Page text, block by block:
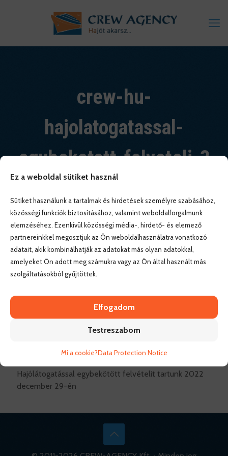
Ez a weboldal sütiket használ
Sütiket használunk a tartalmak és hirdetések személyre szabásához,
közösségi funkciók biztosításához, valamint weboldalforgalmunk
elemzéséhez. Ezenkívül közösségi média-, hirdető- és elemező
partnereinkkel megosztjuk az Ön weboldalhasználatra vonatkozó
adatait, akik kombinálhatják az adatokat más olyan adatokkal,
amelyeket Ön adott meg számukra vagy az Ön által használt más
szolgáltatásokból gyűjtöttek.
Elfogadom
Testreszabom
Mi a cookie?Data Protection Notice
crew-hu-
hajolatogatassal-
egybekotott-felveteli-3
Hajólátogatással egybekötött felvételit tartunk 2022
december 29-én